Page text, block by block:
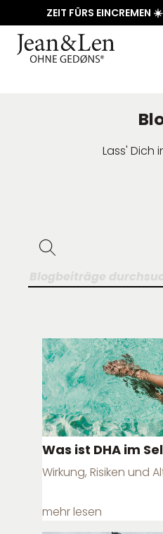
ZEIT FÜRS EINCREMEN
Lass' Dich
Was ist DHA im
Wirkung, Risiken und
mehr lesen